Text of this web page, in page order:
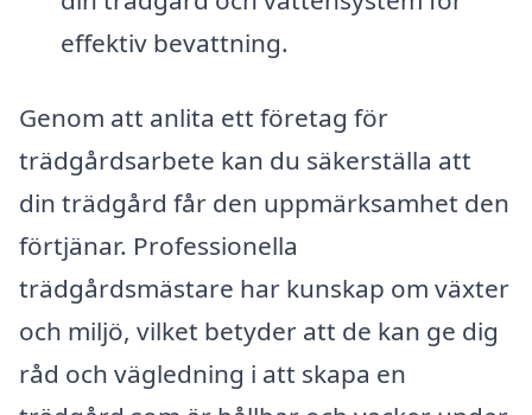
effektiv bevattning.
Genom att anlita ett företag för
trädgårdsarbete kan du säkerställa att
din trädgård får den uppmärksamhet den
förtjänar. Professionella
trädgårdsmästare har kunskap om växter
och miljö, vilket betyder att de kan ge dig
råd och vägledning i att skapa en